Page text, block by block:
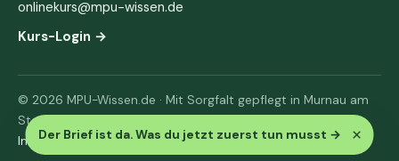
Der Brief ist da. Was du jetzt zuerst tun musst → ×
onlinekurs@mpu-wissen.de
Kurs-Login →
© 2026 MPU-Wissen.de · Mit Sorgfalt gepflegt in Murnau am
Staffelsee
Impressum· Datenschutz & AGB